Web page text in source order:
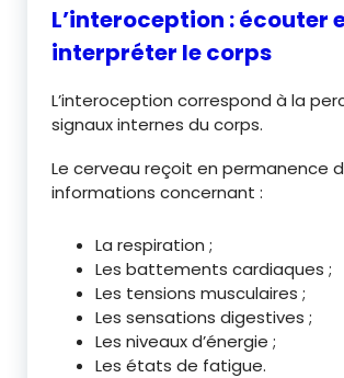
L’interoception : écouter
interpréter le corps
L’interoception correspond à la
signaux internes du corps.
Le cerveau reçoit en permanence
informations concernant :
La respiration ;
Les battements cardiaques ;
Les tensions musculaires ;
Les sensations digestives ;
Les niveaux d’énergie ;
Les états de fatigue.